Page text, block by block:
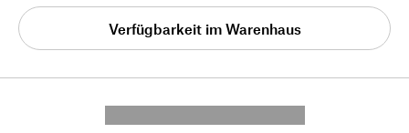
Verfügbarkeit im Warenhaus